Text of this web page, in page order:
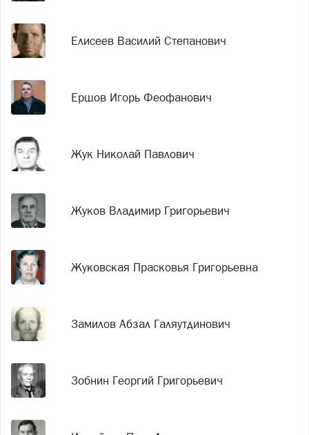
Елисеев Василий Степанович
Ершов Игорь Феофанович
Жук Николай Павлович
Жуков Владимир Григорьевич
Жуковская Прасковья Григорьевна
Замилов Абзал Галяутдинович
Зобнин Георгий Григорьевич